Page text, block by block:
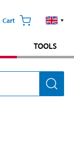
Cart
TOOLS